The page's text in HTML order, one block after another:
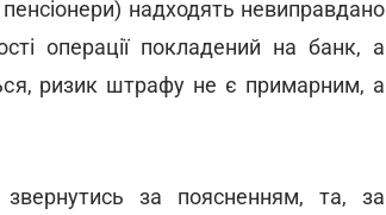
надходять невиправдано
операції покладений на банк, а
ризик штрафу не є примарним, а
за поясненням, та, за